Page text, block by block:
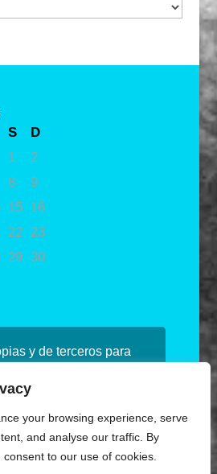
y de terceros para
que acepta su uso.
nuestra
Política de
your browsing experience, serve
and analyse our traffic. By
to our use of cookies.
S
D
1
2
8
9
15
16
22
23
29 30